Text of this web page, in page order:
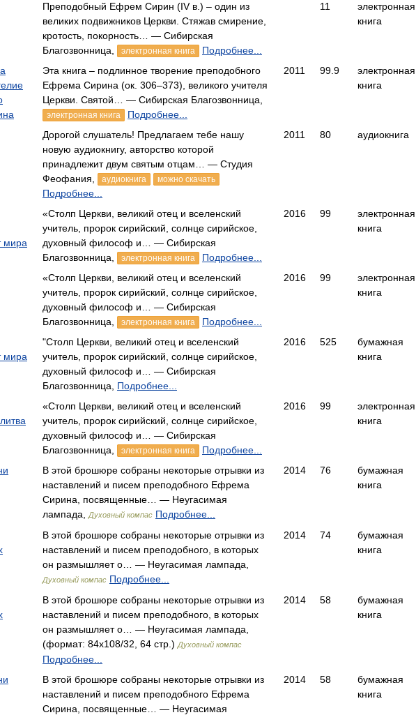
Преподобный Ефрем Сирин (IV в.) – один из
великих подвижников Церкви. Стяжав смирение,
кротость, покорность… — Сибирская
Благозвонница,
электронная книга Подробнее...
11
электронная
книга
Эта книга – подлинное творение преподобного
Ефрема Сирина (ок. 306–373), великого учителя
Церкви. Святой… — Сибирская Благозвонница,
электронная книга Подробнее...
2011 99.9
электронная
книга
Дорогой слушатель! Предлагаем тебе нашу
новую аудиокнигу, авторство которой
принадлежит двум святым отцам… — Студия
Феофания,
аудиокнига можно скачать
Подробнее...
2011 80 аудиокнига
мира
«Столп Церкви, великий отец и вселенский
учитель, пророк сирийский, солнце сирийское,
духовный философ и… — Сибирская
Благозвонница,
электронная книга Подробнее...
2016 99
электронная
книга
«Столп Церкви, великий отец и вселенский
учитель, пророк сирийский, солнце сирийское,
духовный философ и… — Сибирская
Благозвонница,
электронная книга Подробнее...
2016 99
электронная
книга
мира
"Столп Церкви, великий отец и вселенский
учитель, пророк сирийский, солнце сирийское,
духовный философ и… — Сибирская
Благозвонница, Подробнее...
2016 525
бумажная
книга
«Столп Церкви, великий отец и вселенский
учитель, пророк сирийский, солнце сирийское,
духовный философ и… — Сибирская
Благозвонница,
электронная книга Подробнее...
2016 99
электронная
книга
В этой брошюре собраны некоторые отрывки из
наставлений и писем преподобного Ефрема
Сирина, посвященные… — Неугасимая
лампада,
Духовный компас Подробнее...
2014 76
бумажная
книга
В этой брошюре собраны некоторые отрывки из
наставлений и писем преподобного, в которых
он размышляет о… — Неугасимая лампада,
Духовный компас Подробнее...
2014 74
бумажная
книга
В этой брошюре собраны некоторые отрывки из
наставлений и писем преподобного, в которых
он размышляет о… — Неугасимая лампада,
(формат: 84x108/32, 64 стр.) Духовный компас
Подробнее...
2014 58
бумажная
книга
В этой брошюре собраны некоторые отрывки из
наставлений и писем преподобного Ефрема
Сирина, посвященные… — Неугасимая
2014 58
бумажная
книга